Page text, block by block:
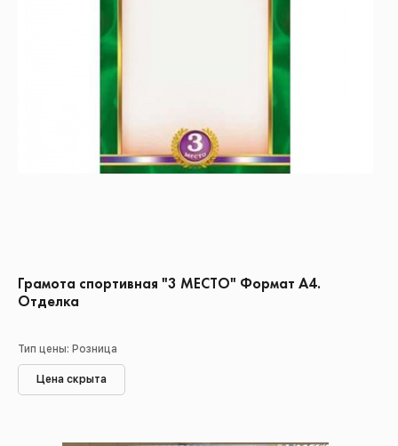
Грамота спортивная "3 МЕСТО" Формат А4.
Отделка
Тип цены: Розница
Цена скрыта